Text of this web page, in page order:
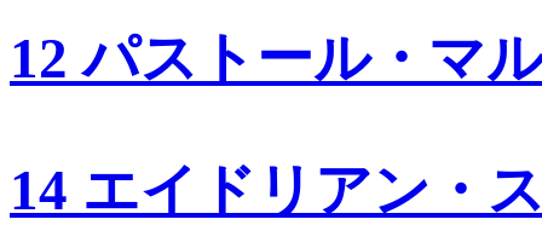
12 パストール・マ
14 エイドリアン・